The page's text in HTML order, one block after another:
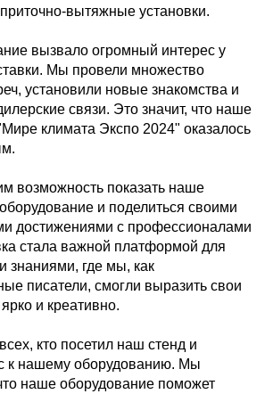
вытяжные установки.
вызвало огромный интерес у
Мы провели множество
установили новые знакомства и
связи. Это значит, что наше
климата Экспо 2024" оказалось
возможность показать наше
и поделиться своими
достижениями с профессионалами
стала важной платформой для
знаниями, где мы, как
писатели, смогли выразить свои
и креативно.
кто посетил наш стенд и
к нашему оборудованию. Мы
наше оборудование поможет